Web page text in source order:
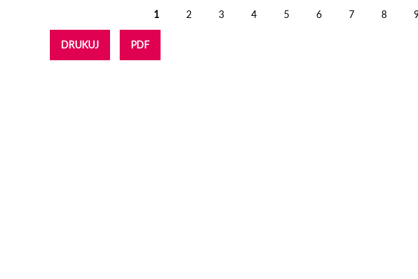
Strony
1 2 3 4 5 6 7 8
DRUKUJ PDF